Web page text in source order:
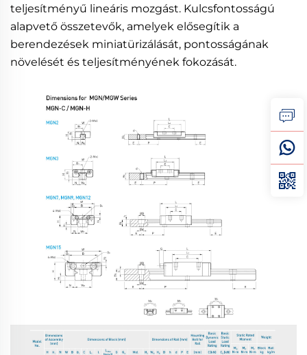
teljesítményű lineáris mozgást. Kulcsfontosságú
alapvető összetevők, amelyek elősegítik a
berendezések miniatürizálását, pontosságának
növelését és teljesítményének fokozását.